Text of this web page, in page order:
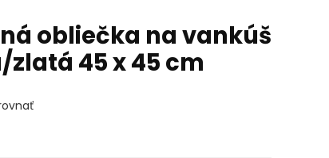
obliečka na vankúš
zlatá 45 x 45 cm